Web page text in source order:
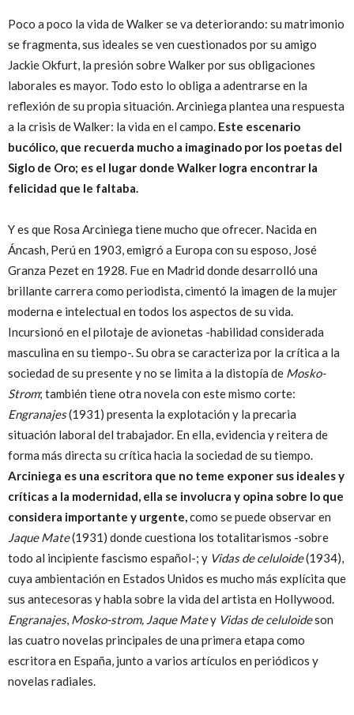
Poco a poco la vida de Walker se va deteriorando: su matrimonio
se fragmenta, sus ideales se ven cuestionados por su amigo
Jackie Okfurt, la presión sobre Walker por sus obligaciones
laborales es mayor. Todo esto lo obliga a adentrarse en la
reflexión de su propia situación. Arciniega plantea una respuesta
a la crisis de Walker: la vida en el campo. Este escenario
bucólico, que recuerda mucho a imaginado por los poetas del
Siglo de Oro; es el lugar donde Walker logra encontrar la
felicidad que le faltaba.
Y es que Rosa Arciniega tiene mucho que ofrecer. Nacida en
Áncash, Perú en 1903, emigró a Europa con su esposo, José
Granza Pezet en 1928. Fue en Madrid donde desarrolló una
brillante carrera como periodista, cimentó la imagen de la mujer
moderna e intelectual en todos los aspectos de su vida.
Incursionó en el pilotaje de avionetas -habilidad considerada
masculina en su tiempo-. Su obra se caracteriza por la crítica a la
sociedad de su presente y no se limita a la distopía de Mosko-
Strom; también tiene otra novela con este mismo corte:
Engranajes(1931) presenta la explotación y la precaria
situación laboral del trabajador. En ella, evidencia y reitera de
forma más directa su crítica hacia la sociedad de su tiempo.
Arciniega es una escritora que no teme exponer sus ideales y
críticas a la modernidad, ella se involucra y opina sobre lo que
considera importante y urgente, como se puede observar en
Jaque Mate(1931) donde cuestiona los totalitarismos -sobre
todo al incipiente fascismo español-; y Vidas de celuloide(1934),
cuya ambientación en Estados Unidos es mucho más explícita que
sus antecesoras y habla sobre la vida del artista en Hollywood.
Engranajes, Mosko-strom, Jaque Matey Vidas de celuloideson
las cuatro novelas principales de una primera etapa como
escritora en España, junto a varios artículos en periódicos y
novelas radiales.